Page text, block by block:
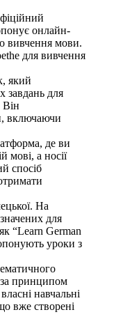
онлайн-
вивчення мови.
для вивчення
який
завдань для
Він
включаючи
де ви
мові, а носії
спосіб
На
для
“Learn German
уроки з
за принципом
навчальні
вже створені